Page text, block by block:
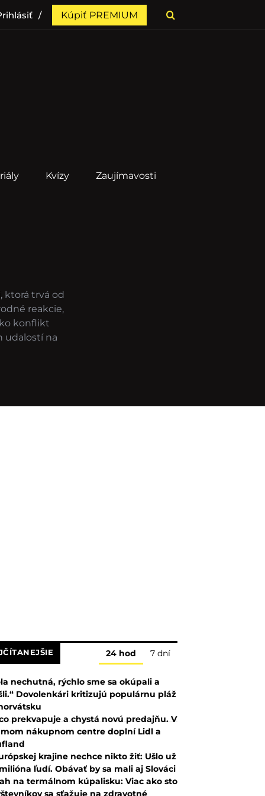
Kúpiť PREMIUM
Kvízy Zaujímavosti
ktorá trvá od
reakcie,
konflikt
udalostí na
24 hod 7 dní
nechutná, rýchlo sme sa okúpali a
Dovolenkári kritizujú populárnu pláž
prekvapuje a chystá novú predajňu. V
nákupnom centre doplní Lidl a
krajine nechce nikto žiť: Ušlo už
ľudí. Obávať by sa mali aj Slováci
na termálnom kúpalisku: Viac ako sto
sa sťažuje na zdravotné